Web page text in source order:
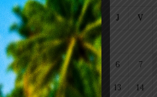
L M M J V
3 4 5 6 7
10 11 12 13 14